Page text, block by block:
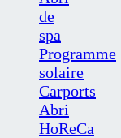
de
spa
Programme
solaire
Carports
Abri
HoReCa